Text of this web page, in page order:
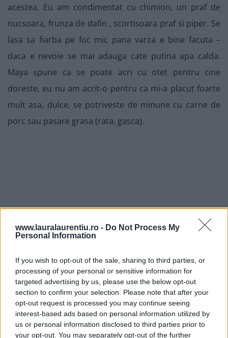
www.lauralaurentiu.ro - Do Not Process My
Personal Information
If you wish to opt-out of the sale, sharing to third parties, or
processing of your personal or sensitive information for
targeted advertising by us, please use the below opt-out
section to confirm your selection. Please note that after your
opt-out request is processed you may continue seeing
interest-based ads based on personal information utilized by
us or personal information disclosed to third parties prior to
your opt-out. You may separately opt-out of the further
acestea. Eu am condimentat cu chimion, un praf de
nucsoara, frunza de dafin , scortisoara praf si piper. Se
lasa sa fiarba pe foc mic pana varza e bine facuta –
daca e nevoie se mai adauga cate putina apa calda.
Maya spune ca se poate acri cu otet pentru cine
doreste, eu nu am acrit-o pentru ca mi-a placut foarte
mult asa, dulce, se potriveste de minune cu carne de
porc sau pasare grasa (rata, gasca).